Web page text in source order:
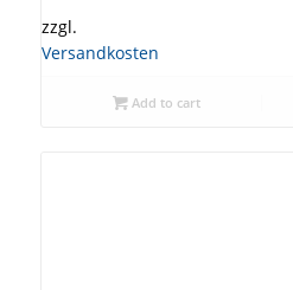
zzgl.
Versandkosten
Add to cart